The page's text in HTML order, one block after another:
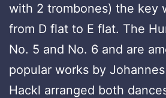
with 2 trombones) the key
from D flat to E flat. The
No. 5 and No. 6 and are
popular works by
Hackl arranged both